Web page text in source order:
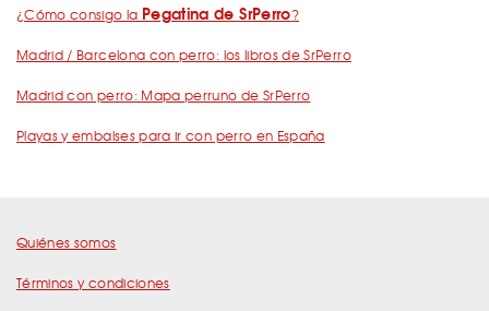
¿Cómo consigo la Pegatina de SrPerro?
Madrid / Barcelona con perro: los libros de SrPerro
Madrid con perro: Mapa perruno de SrPerro
Playas y embalses para ir con perro en España
Quiénes somos
Términos y condiciones